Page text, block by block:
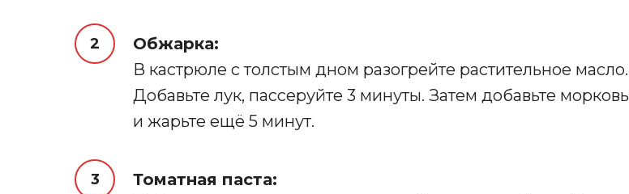
Обжарка:
В кастрюле с толстым дном разогрейте растительное масло.
Добавьте лук, пассеруйте 3 минуты. Затем добавьте морковь
и жарьте ещё 5 минут.
Томатная паста: